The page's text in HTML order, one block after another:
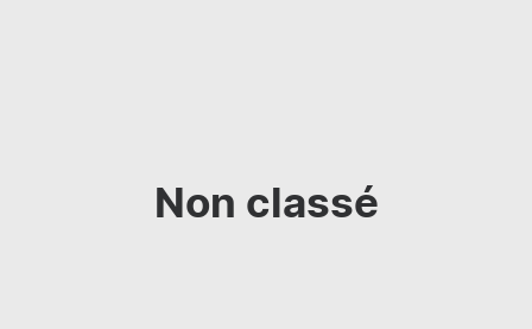
Non classé